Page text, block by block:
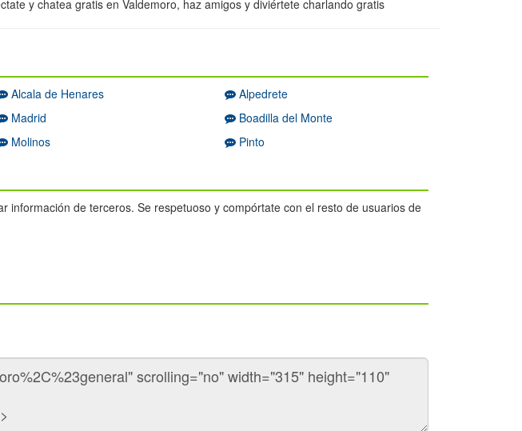
y chatea gratis en Valdemoro, haz amigos y diviértete charlando gratis
Alcala de Henares
Alpedrete
Madrid
Boadilla del Monte
Molinos Pinto
de terceros. Se respetuoso y compórtate con el resto de usuarios de